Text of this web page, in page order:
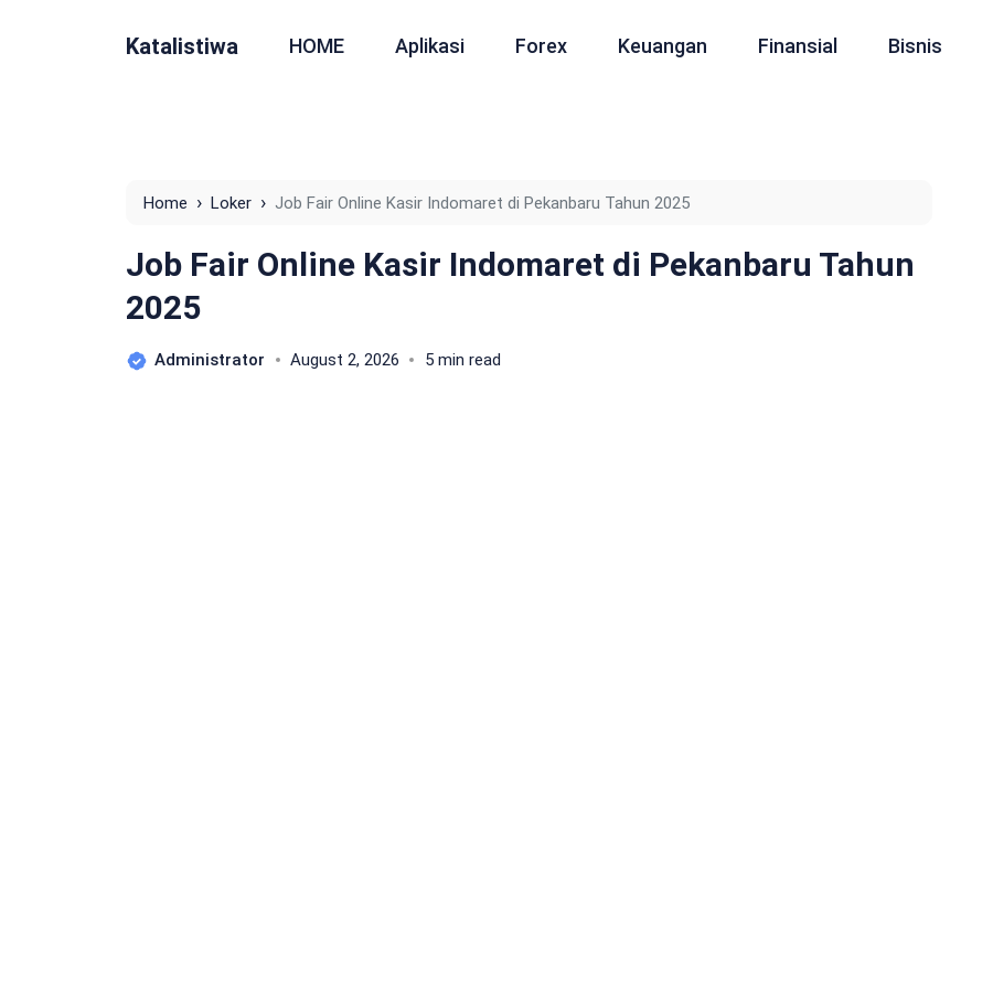
Katalistiwa HOME Aplikasi Forex Keuangan Finansial Bisnis
Home › Loker › Job Fair Online Kasir Indomaret di Pekanbaru Tahun 2025
Job Fair Online Kasir Indomaret di Pekanbaru Tahun
2025
Administrator August 2, 2026 5 min read